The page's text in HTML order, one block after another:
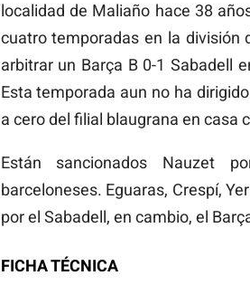
localidad de Maliaño hace 38
cuatro temporadas en la división
arbitrar un Barça B 0-1 Sabadell
Esta temporada aun no ha
a cero del filial blaugrana en casa
Están sancionados Nauzet
barceloneses. Eguaras, Crespí,
por el Sabadell, en cambio, el
FICHA TÉCNICA